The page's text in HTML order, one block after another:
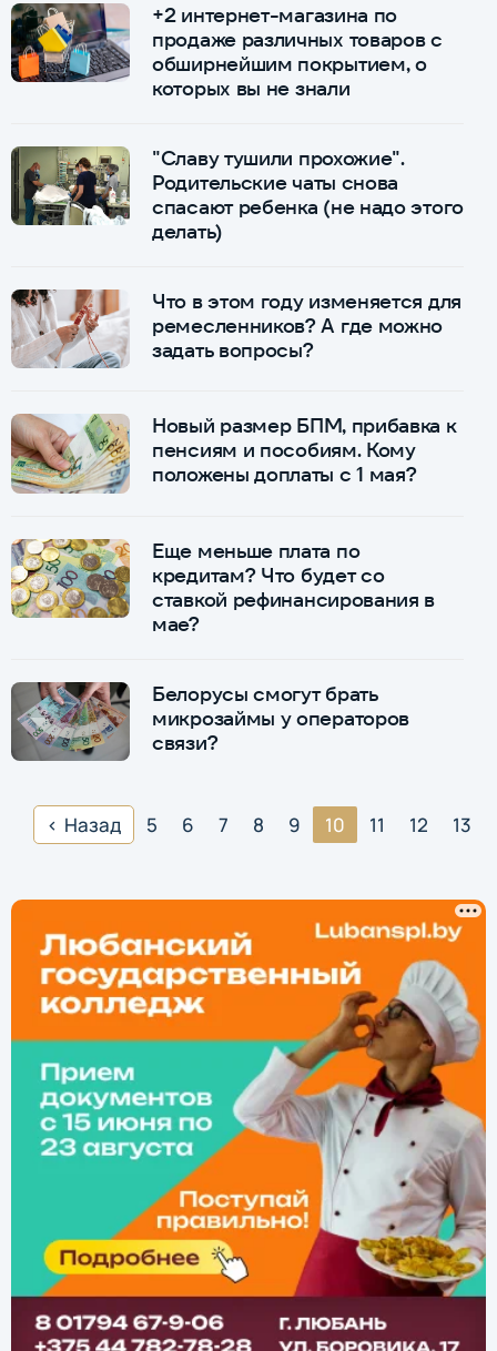
+2 интернет-магазина по
продаже различных товаров с
обширнейшим покрытием, о
которых вы не знали
"Славу тушили прохожие".
Родительские чаты снова
спасают ребенка (не надо этого
делать)
Что в этом году изменяется для
ремесленников? А где можно
задать вопросы?
Новый размер БПМ, прибавка к
пенсиям и пособиям. Кому
положены доплаты с 1 мая?
Еще меньше плата по
кредитам? Что будет со
ставкой рефинансирования в
мае?
Белорусы смогут брать
микрозаймы у операторов
связи?
Назад 5 6 7 8 9 10 11 12 13